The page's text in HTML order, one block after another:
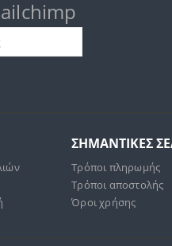
ΣΗΜΑΝΤΙΚΕΣ
Τρόποι πληρωμής
Τρόποι αποστολής
Όροι χρήσης